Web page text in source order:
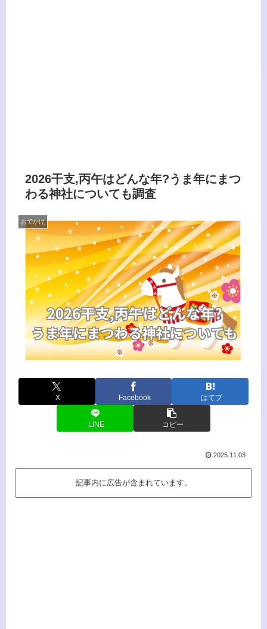
2026干支,丙午はどんな年?うま年にまつ
わる神社についても調査
おでかけ
X Facebook はてブ
LINE コピー
2025.11.03
記事内に広告が含まれています。